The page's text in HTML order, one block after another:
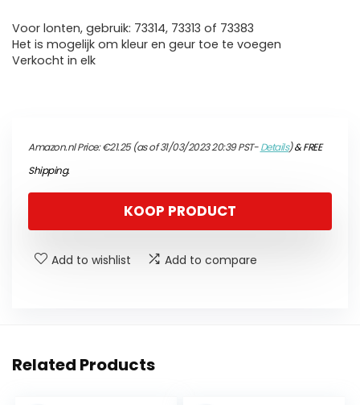
Voor lonten, gebruik: 73314, 73313 of 73383
Het is mogelijk om kleur en geur toe te voegen
Verkocht in elk
Amazon.nl Price:€21.25(as of 31/03/2023 20:39 PST-Details)&FREE
Shipping.
KOOP PRODUCT
Add to wishlist Add to compare
Related Products